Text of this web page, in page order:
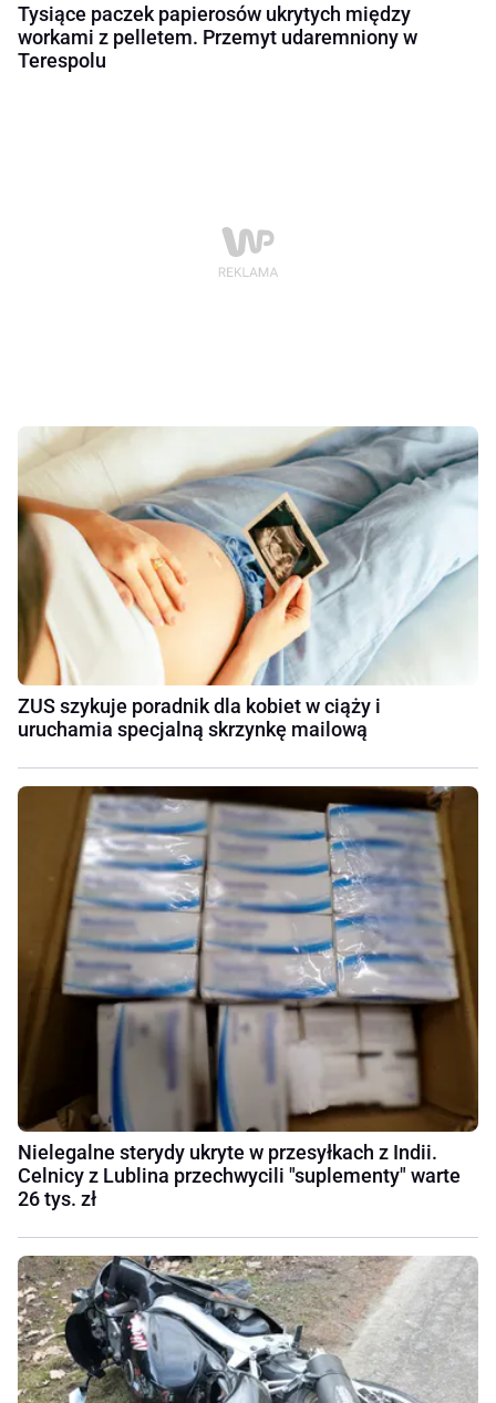
Tysiące paczek papierosów ukrytych między
workami z pelletem. Przemyt udaremniony w
Terespolu
ZUS szykuje poradnik dla kobiet w ciąży i
uruchamia specjalną skrzynkę mailową
Nielegalne sterydy ukryte w przesyłkach z Indii.
Celnicy z Lublina przechwycili "suplementy" warte
26 tys. zł